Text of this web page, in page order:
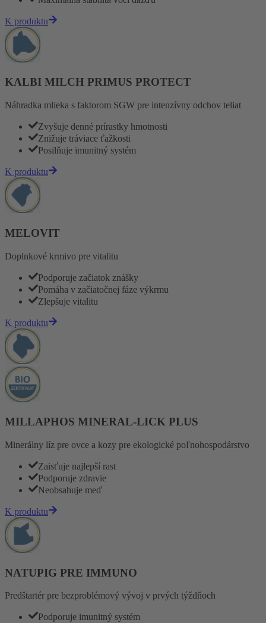
K produktu
KALBI MILCH PRIMUS PROTECT
Náhradka mlieka s faktorom SGW pre intenzívny odchov teliat
Zvyšuje denné prírastky hmotnosti
Znižuje tráviace ťažkosti
Posilňuje imunitný systém
K produktu
MELOVIT
Doplnkové krmivo pre vitalitu
Podporuje začiatok znášky
Pomáha v začiatočnej fáze výkrmu
Zlepšuje vitalitu
K produktu
MILLAPHOS MINERAL-LICK PLUS
Minerálny líz pre ovce a kozy pre ekologické poľnohospodárstvo
Zaisťuje najlepší rast
Podporuje zdravie
Neobsahuje meď
K produktu
NATUPIG PRE IMMUNO
Predštartér pre bezproblémový vývoj v prvých týždňoch
Podporuje imunitný systém